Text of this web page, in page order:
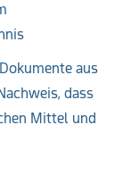
aus
dass
Mittel und